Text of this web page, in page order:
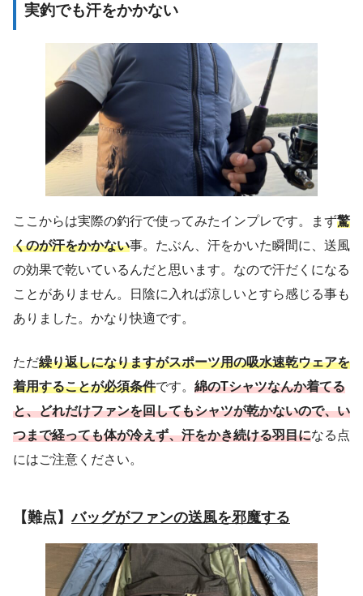
実釣でも汗をかかない
ここからは実際の釣行で使ってみたインプレです。まず驚
くのが汗をかかない事。たぶん、汗をかいた瞬間に、送風
の効果で乾いているんだと思います。なので汗だくになる
ことがありません。日陰に入れば涼しいとすら感じる事も
ありました。かなり快適です。
ただ繰り返しになりますがスポーツ用の吸水速乾ウェアを
着用することが必須条件です。 綿のTシャツなんか着てる
と、どれだけファンを回してもシャツが乾かないので、い
つまで経っても体が冷えず、汗をかき続ける羽目になる点
にはご注意ください。
【難点】バッグがファンの送風を邪魔する